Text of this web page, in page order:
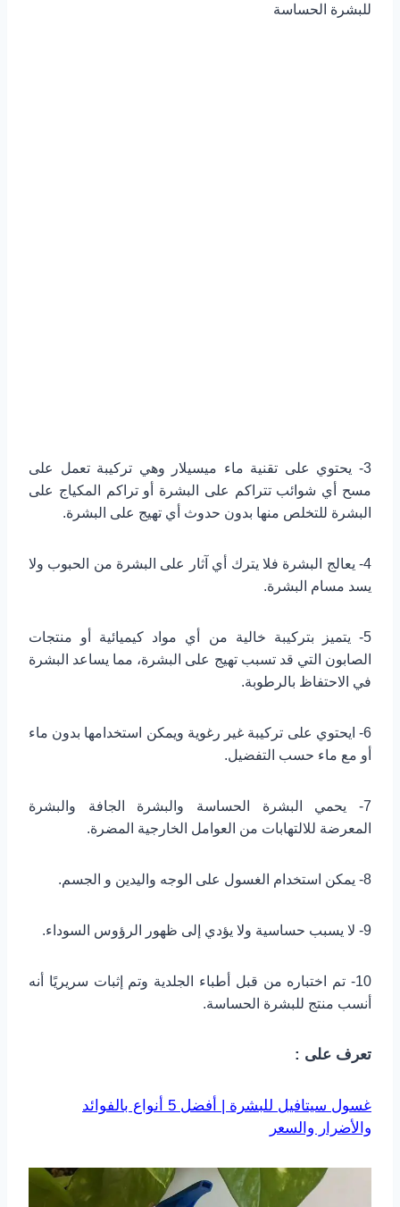
للبشرة الحساسة
3- يحتوي على تقنية ماء ميسيلار وهي تركيبة تعمل على
مسح أي شوائب تتراكم على البشرة أو تراكم المكياج على
البشرة للتخلص منها بدون حدوث أي تهيج على البشرة.
4- يعالج البشرة فلا يترك أي آثار على البشرة من الحبوب ولا
يسد مسام البشرة.
5- يتميز بتركيبة خالية من أي مواد كيميائية أو منتجات
الصابون التي قد تسبب تهيج على البشرة، مما يساعد البشرة
في الاحتفاظ بالرطوبة.
6- ايحتوي على تركيبة غير رغوية ويمكن استخدامها بدون ماء
أو مع ماء حسب التفضيل.
7- يحمي البشرة الحساسة والبشرة الجافة والبشرة
المعرضة للالتهابات من العوامل الخارجية المضرة.
8- يمكن استخدام الغسول على الوجه واليدين و الجسم.
9- لا يسبب حساسية ولا يؤدي إلى ظهور الرؤوس السوداء.
10- تم اختباره من قبل أطباء الجلدية وتم إثبات سريريًا أنه
أنسب منتج للبشرة الحساسة.
تعرف على :
غسول سيتافيل للبشرة | أفضل 5 أنواع بالفوائد
والأضرار والسعر